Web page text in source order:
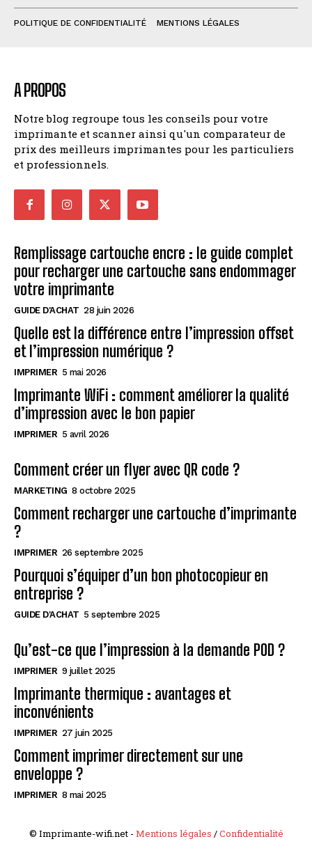
POLITIQUE DE CONFIDENTIALITÉ MENTIONS LÉGALES
A PROPOS
Notre blog regroupe tous les conseils pour votre
imprimante et scanner ainsi qu'un comparateur de
prix des meilleurs imprimantes pour les particuliers
et professionnels.
Remplissage cartouche encre : le guide complet
pour recharger une cartouche sans endommager
votre imprimante
GUIDE D'ACHAT 28 juin 2026
Quelle est la différence entre l’impression offset
et l’impression numérique ?
IMPRIMER 5 mai 2026
Imprimante WiFi : comment améliorer la qualité
d’impression avec le bon papier
IMPRIMER 5 avril 2026
Comment créer un flyer avec QR code ?
MARKETING 8 octobre 2025
Comment recharger une cartouche d’imprimante
?
IMPRIMER 26 septembre 2025
Pourquoi s’équiper d’un bon photocopieur en
entreprise ?
GUIDE D'ACHAT 5 septembre 2025
Qu’est-ce que l’impression à la demande POD ?
IMPRIMER 9 juillet 2025
Imprimante thermique : avantages et
inconvénients
IMPRIMER 27 juin 2025
Comment imprimer directement sur une
enveloppe ?
IMPRIMER 8 mai 2025
© Imprimante-wifi.net - Mentions légales /Confidentialité